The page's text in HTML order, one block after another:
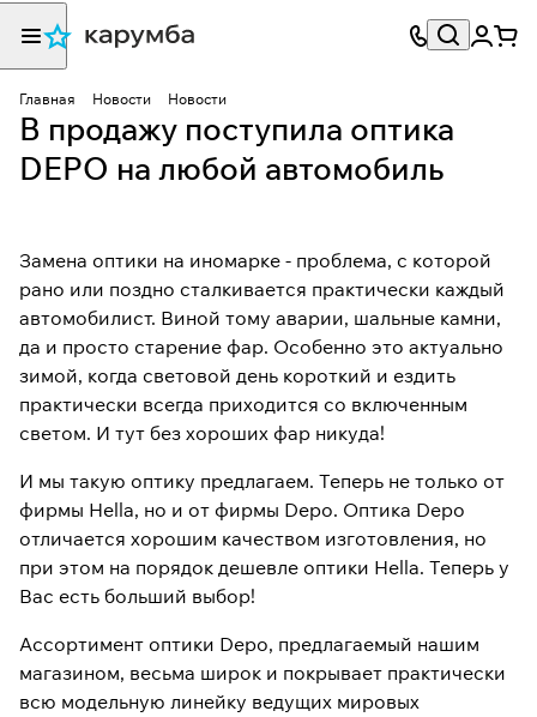
Главная Новости Новости
В продажу поступила оптика
DEPO на любой автомобиль
Замена оптики на иномарке - проблема, с которой
рано или поздно сталкивается практически каждый
автомобилист. Виной тому аварии, шальные камни,
да и просто старение фар. Особенно это актуально
зимой, когда световой день короткий и ездить
практически всегда приходится со включенным
светом. И тут без хороших фар никуда!
И мы такую оптику предлагаем. Теперь не только от
фирмы Hella, но и от фирмы Depo. Оптика Depo
отличается хорошим качеством изготовления, но
при этом на порядок дешевле оптики Hella. Теперь у
Вас есть больший выбор!
Ассортимент оптики Depo, предлагаемый нашим
магазином, весьма широк и покрывает практически
всю модельную линейку ведущих мировых